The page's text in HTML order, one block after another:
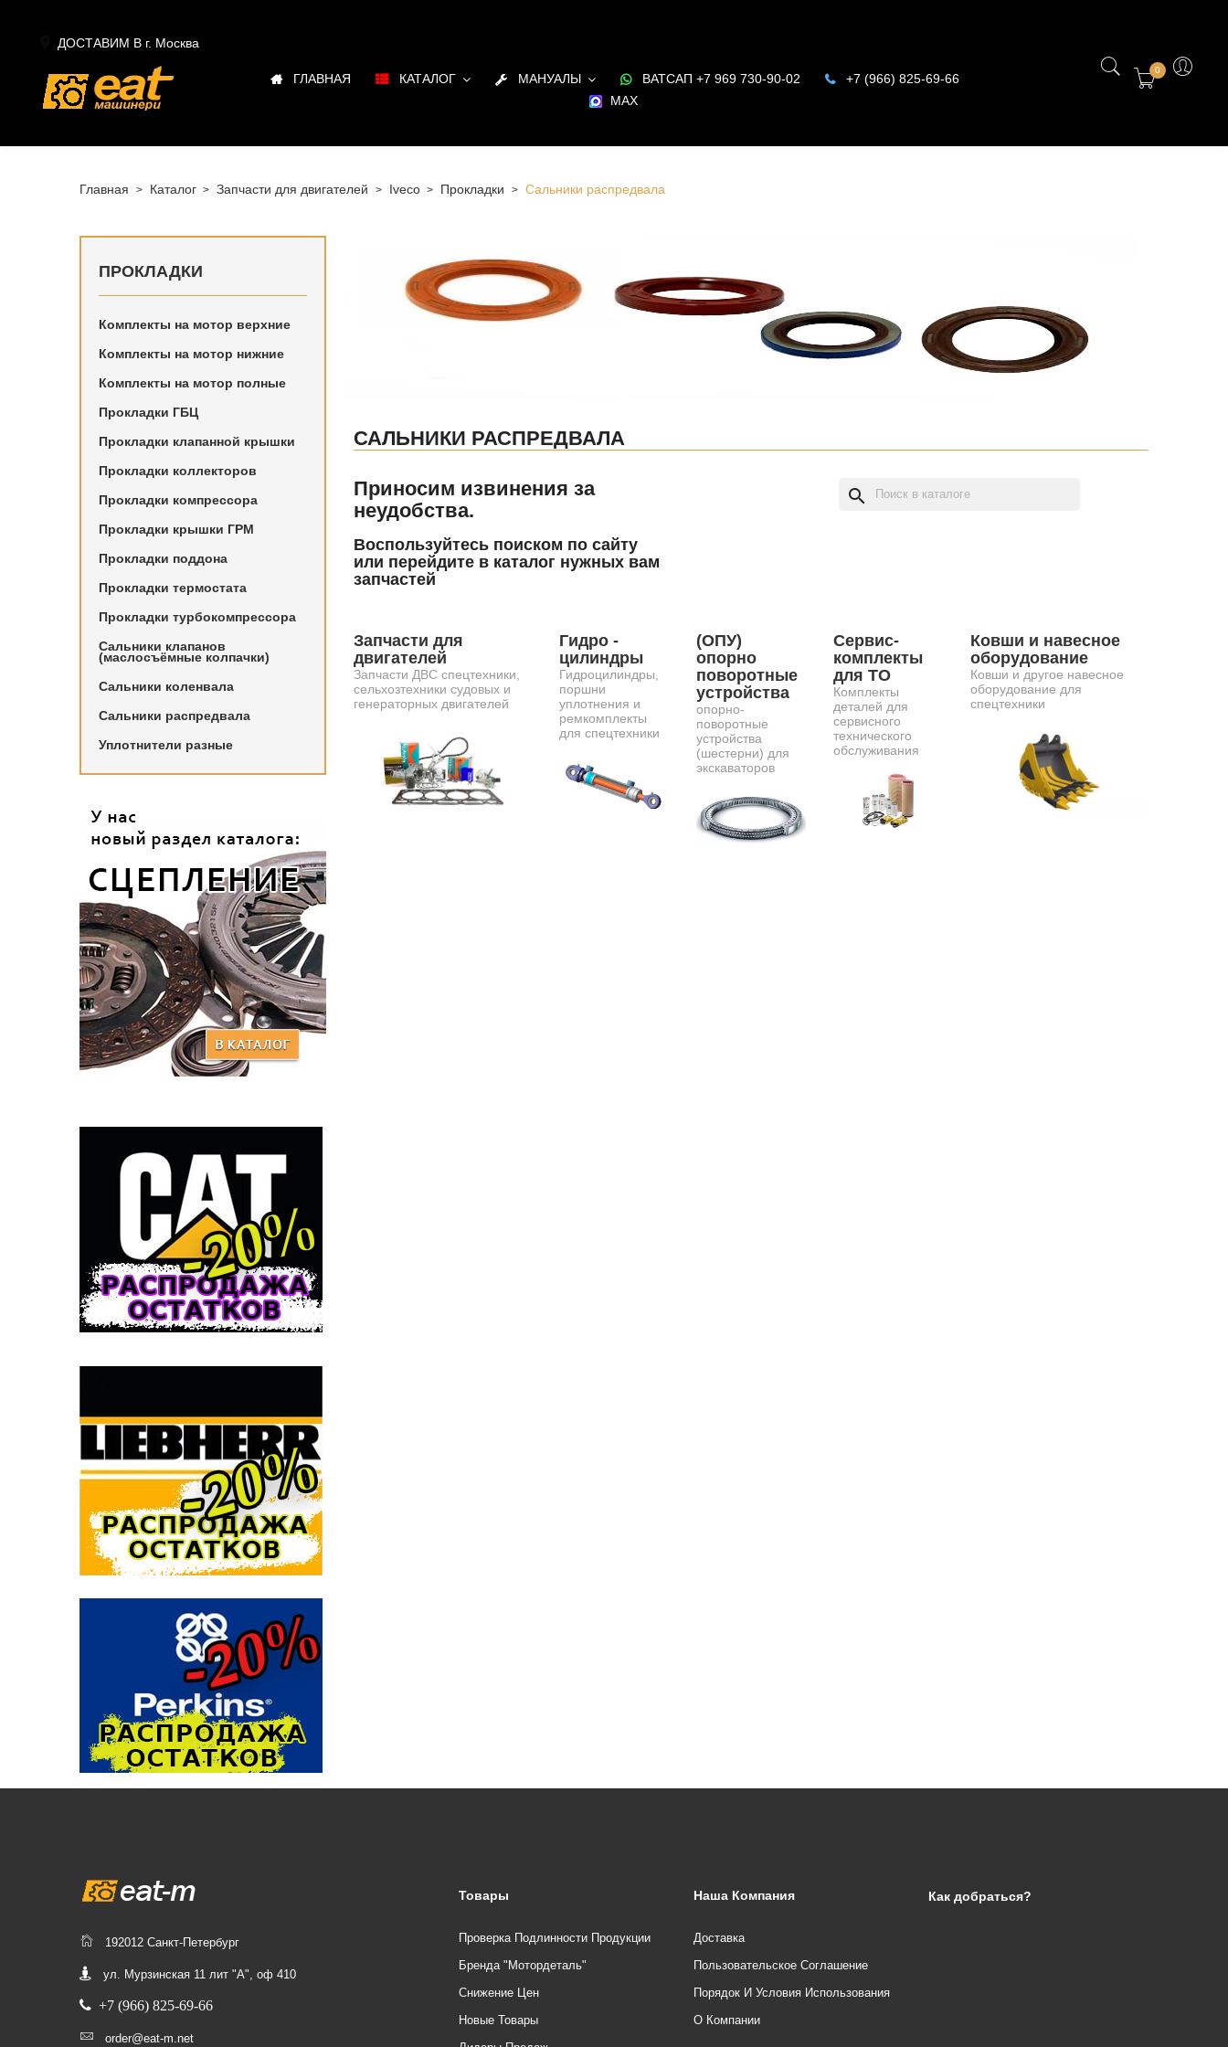
ДОСТАВИМ В г. Москва
ГЛАВНАЯ КАТАЛОГ МАНУАЛЫ ВАТСАП +7 969 730-90-02
+7 (966) 825-69-66
MAX
0
Главная Каталог Запчасти для двигателей Iveco Прокладки Сальники распредвала
ПРОКЛАДКИ
Комплекты на мотор верхние
Комплекты на мотор нижние
Комплекты на мотор полные
Прокладки ГБЦ
Прокладки клапанной крышки
Прокладки коллекторов
Прокладки компрессора
Прокладки крышки ГРМ
Прокладки поддона
Прокладки термостата
Прокладки турбокомпрессора
Сальники клапанов
(маслосъёмные колпачки)
Сальники коленвала
Сальники распредвала
Уплотнители разные
САЛЬНИКИ РАСПРЕДВАЛА
Приносим извинения за
неудобства.
Воспользуйтесь поиском по сайту
или перейдите в каталог нужных вам
запчастей
search
Запчасти для
двигателей
Запчасти ДВС спецтехники,
сельхозтехники судовых и
генераторных двигателей
Гидро -
цилиндры
Гидроцилиндры,
поршни
уплотнения и
ремкомплекты
для спецтехники
(ОПУ)
опорно
поворотные
устройства
опорно-
поворотные
устройства
(шестерни) для
экскаваторов
Сервис-
комплекты
для ТО
Комплекты
деталей для
сервисного
технического
обслуживания
Ковши и навесное
оборудование
Ковши и другое навесное
оборудование для
спецтехники
192012 Санкт-Петербург
ул. Мурзинская 11 лит "А", оф 410
+7 (966) 825-69-66
order@eat-m.net
Товары
Проверка Подлинности Продукции
Бренда "Мотордеталь"
Снижение Цен
Новые Товары
Наша Компания
Доставка
Пользовательское Соглашение
Порядок И Условия Использования
О Компании
Как добраться?